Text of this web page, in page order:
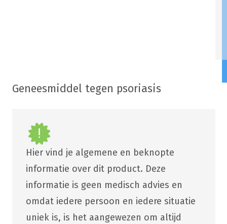
Geneesmiddel tegen psoriasis
Hier vind je algemene en beknopte
informatie over dit product. Deze
informatie is geen medisch advies en
omdat iedere persoon en iedere situatie
uniek is, is het aangewezen om altijd